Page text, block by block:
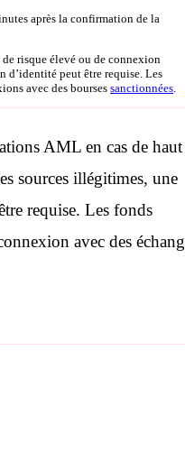
après la confirmation de la
de risque élevé ou de connexion
d’identité peut être requise. Les
avec des bourses sanctionnées
AMLen cas de haut
sources illégitimes, une
requise. Les fonds
avec des